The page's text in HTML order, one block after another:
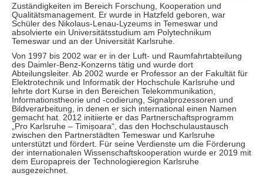
Zuständigkeiten im Bereich Forschung, Kooperation und
Qualitätsmanagement. Er wurde in Hatzfeld geboren, war
Schüler des Nikolaus-Lenau-Lyzeums in Temeswar und
absolvierte ein Universitätsstudium am Polytechnikum
Temeswar und an der Universität Karlsruhe.
Von 1997 bis 2002 war er in der Luft- und Raumfahrtabteilung
des Daimler-Benz-Konzerns tätig und wurde dort
Abteilungsleiter. Ab 2002 wurde er Professor an der Fakultät für
Elektrotechnik und Informatik der Hochschule Karlsruhe und
lehrte dort Kurse in den Bereichen Telekommunikation,
Informationstheorie und -codierung, Signalprozessoren und
Bildverarbeitung, in denen er sich international einen Namen
gemacht hat. 2012 initiierte er das Partnerschaftsprogramm
„Pro Karlsruhe – Timișoara“, das den Hochschulaustausch
zwischen den Partnerstädten Temeswar und Karlsruhe
unterstützt und fördert. Für seine Verdienste um die Förderung
der internationalen Wissenschaftskooperation wurde er 2019 mit
dem Europapreis der Technologieregion Karlsruhe
ausgezeichnet.